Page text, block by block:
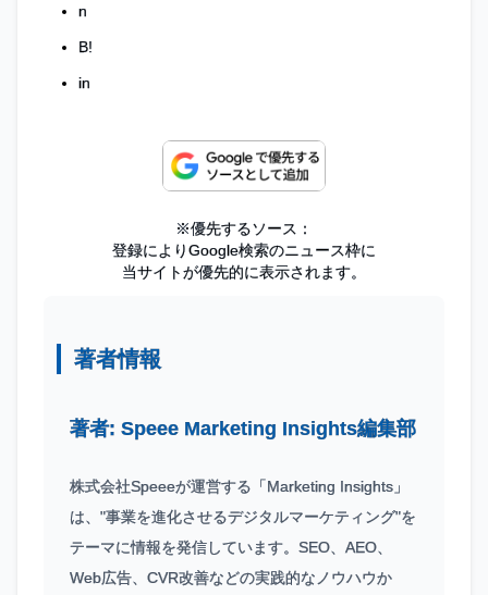
n
B!
in
※優先するソース：
登録によりGoogle検索のニュース枠に
当サイトが優先的に表示されます。
著者情報
著者: Speee Marketing Insights編集部
株式会社Speeeが運営する「Marketing Insights」
は、"事業を進化させるデジタルマーケティング"を
テーマに情報を発信しています。SEO、AEO、
Web広告、CVR改善などの実践的なノウハウか